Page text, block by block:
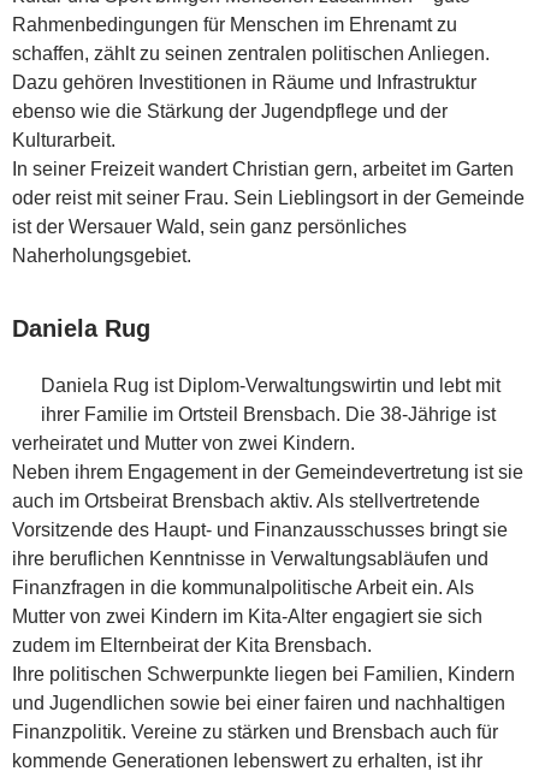
Rahmenbedingungen für Menschen im Ehrenamt zu
schaffen, zählt zu seinen zentralen politischen Anliegen.
Dazu gehören Investitionen in Räume und Infrastruktur
ebenso wie die Stärkung der Jugendpflege und der
Kulturarbeit.
In seiner Freizeit wandert Christian gern, arbeitet im Garten
oder reist mit seiner Frau. Sein Lieblingsort in der Gemeinde
ist der Wersauer Wald, sein ganz persönliches
Naherholungsgebiet.
Daniela Rug
Daniela Rug ist Diplom-Verwaltungswirtin und lebt mit
ihrer Familie im Ortsteil Brensbach. Die 38-Jährige ist
verheiratet und Mutter von zwei Kindern.
Neben ihrem Engagement in der Gemeindevertretung ist sie
auch im Ortsbeirat Brensbach aktiv. Als stellvertretende
Vorsitzende des Haupt- und Finanzausschusses bringt sie
ihre beruflichen Kenntnisse in Verwaltungsabläufen und
Finanzfragen in die kommunalpolitische Arbeit ein. Als
Mutter von zwei Kindern im Kita-Alter engagiert sie sich
zudem im Elternbeirat der Kita Brensbach.
Ihre politischen Schwerpunkte liegen bei Familien, Kindern
und Jugendlichen sowie bei einer fairen und nachhaltigen
Finanzpolitik. Vereine zu stärken und Brensbach auch für
kommende Generationen lebenswert zu erhalten, ist ihr